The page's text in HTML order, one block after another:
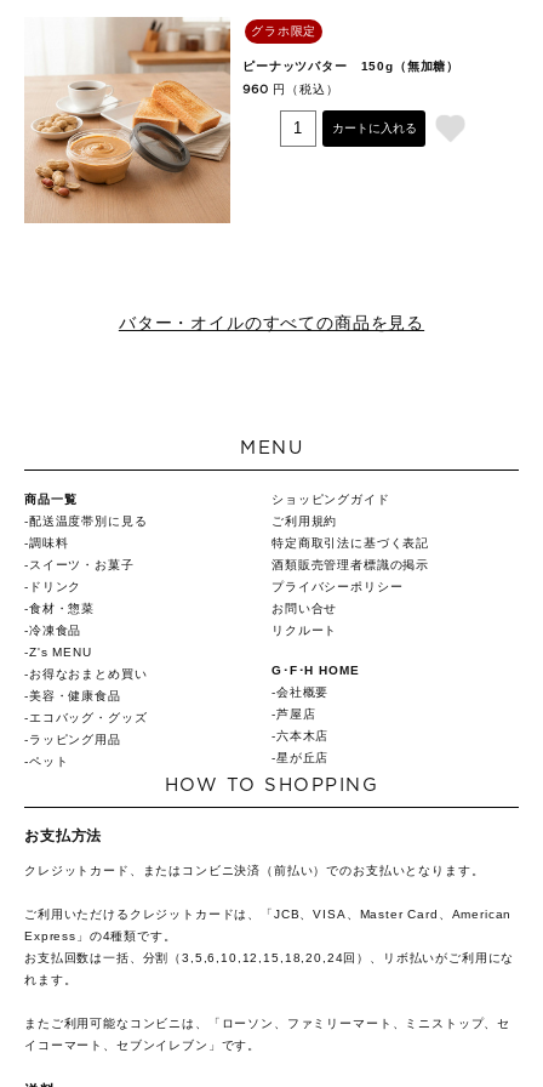
グラホ限定
ピーナッツバター 150g（無加糖）
960 円（税込）
カートに入れる
バター・オイルのすべての商品を見る
MENU
商品一覧
配送温度帯別に見る
調味料
スイーツ・お菓子
ドリンク
食材・惣菜
冷凍食品
Z's MENU
お得なおまとめ買い
美容・健康食品
エコバッグ・グッズ
ラッピング用品
ペット
ショッピングガイド
ご利用規約
特定商取引法に基づく表記
酒類販売管理者標識の掲示
プライバシーポリシー
お問い合せ
リクルート
G･F･H HOME
会社概要
芦屋店
六本木店
星が丘店
HOW TO SHOPPING
お支払方法
クレジットカード、またはコンビニ決済（前払い）でのお支払いとなります。
ご利用いただけるクレジットカードは、「JCB、VISA、Master Card、American
Express」の4種類です。
お支払回数は一括、分割（3,5,6,10,12,15,18,20,24回）、リボ払いがご利用にな
れます。
またご利用可能なコンビニは、「ローソン、ファミリーマート、ミニストップ、セ
イコーマート、セブンイレブン」です。